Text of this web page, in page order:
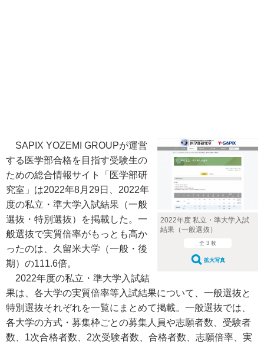
2022年度 私立・準大学入試
結果（一般選抜）
全 3 枚
拡大写真
SAPIX YOZEMI GROUPが運営
する医学部合格を目指す受験生の
ための総合情報サイト「医学部研
究室」は2022年8月29日、2022年
度の私立・準大学入試結果（一般
選抜・特別選抜）を掲載した。一
般選抜で実質倍率がもっとも高か
ったのは、久留米大学（一般・後
期）の111.6倍。
2022年度の私立・準大学入試結
果は、各大学の実質倍率等入試結果について、一般選抜と
特別選抜それぞれを一覧にまとめて掲載。一般選抜では、
各大学の方式・募集枠ごとの募集人員や志願者数、受験者
数、1次合格者数、2次受験者数、合格者数、志願倍率、実